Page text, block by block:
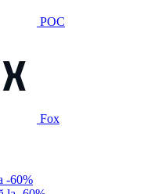
POC
Fox
-60%